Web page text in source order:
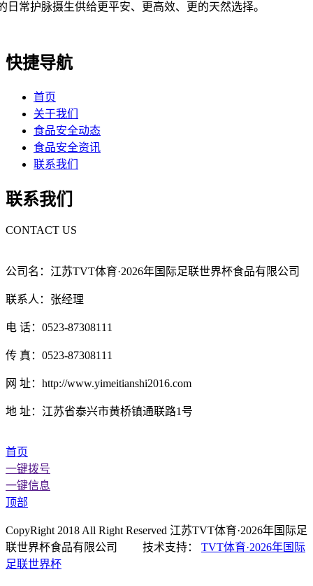
日常护脉摄生供给更平安、更高效、更的天然选择。
快捷导航
首页
关于我们
食品安全动态
食品安全资讯
联系我们
联系我们
CONTACT US
公司名：江苏TVT体育·2026年国际足联世界杯食品有限公司
联系人：张经理
电 话：0523-87308111
传 真：0523-87308111
网 址：http://www.yimeitianshi2016.com
地 址：江苏省泰兴市黄桥镇通联路1号
首页
一键拨号
一键信息
顶部
CopyRight 2018 All Right Reserved 江苏TVT体育·2026年国际足
联世界杯食品有限公司 技术支持： TVT体育·2026年国际
足联世界杯